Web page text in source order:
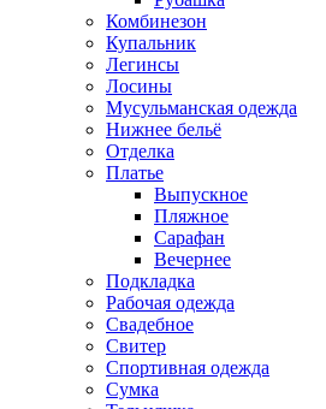
Комбинезон
Купальник
Легинсы
Лосины
Мусульманская одежда
Нижнее бельё
Отделка
Платье
Выпускное
Пляжное
Сарафан
Вечернее
Подкладка
Рабочая одежда
Свадебное
Свитер
Спортивная одежда
Сумка